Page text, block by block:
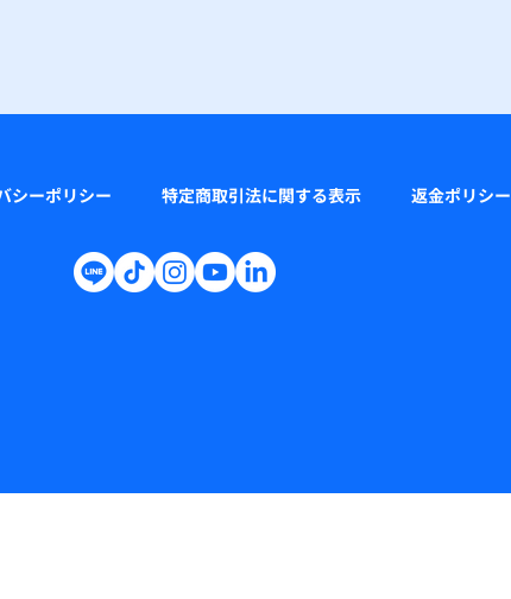
シーポリシー 特定商取引法に関する表示 返金ポリシー